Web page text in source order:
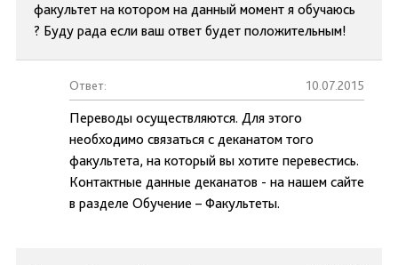
факультет на котором на данный момент я обучаюсь
? Буду рада если ваш ответ будет положительным!
Ответ: 10.07.2015
Переводы осуществляются. Для этого
необходимо связаться с деканатом того
факультета, на который вы хотите перевестись.
Контактные данные деканатов - на нашем сайте
в разделе Обучение – Факультеты.